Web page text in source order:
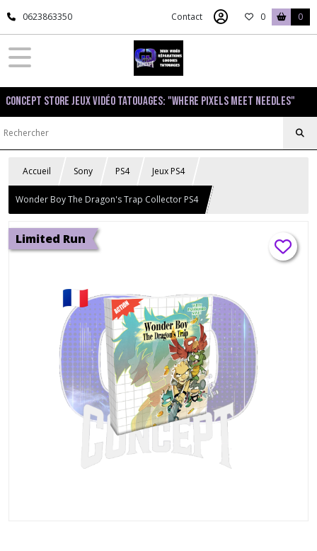
0623863350 Contact 0 0
Concept Store Jeux Vidéo Tatouages: "Where pixels meet needles"
Accueil Sony PS4 Jeux PS4
Wonder Boy The Dragon's Trap Collector PS4
Limited Run